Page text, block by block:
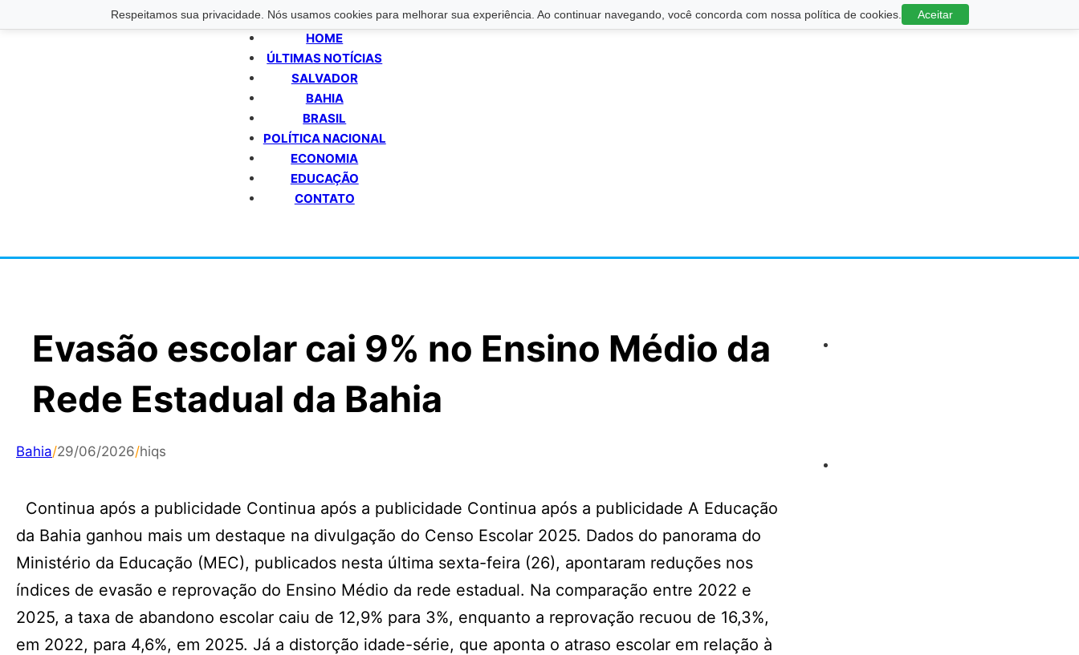
Respeitamos sua privacidade. Nós usamos cookies para melhorar sua experiência. Ao continuar navegando, você concorda com nossa política de cookies. Aceitar
HOME
ÚLTIMAS NOTÍCIAS
SALVADOR
BAHIA
BRASIL
POLÍTICA NACIONAL
ECONOMIA
EDUCAÇÃO
CONTATO
Evasão escolar cai 9% no Ensino Médio da
Rede Estadual da Bahia
Bahia/29/06/2026/hiqs
Continua após a publicidade Continua após a publicidade Continua após a publicidade A Educação
da Bahia ganhou mais um destaque na divulgação do Censo Escolar 2025. Dados do panorama do
Ministério da Educação (MEC), publicados nesta última sexta-feira (26), apontaram reduções nos
índices de evasão e reprovação do Ensino Médio da rede estadual. Na comparação entre 2022 e
2025, a taxa de abandono escolar caiu de 12,9% para 3%, enquanto a reprovação recuou de 16,3%,
em 2022, para 4,6%, em 2025. Já a distorção idade-série, que aponta o atraso escolar em relação à